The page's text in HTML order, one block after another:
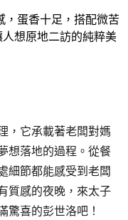
，蛋香十足，搭配微苦
想原地二訪的純粹美
，它承載著老闆對媽
想落地的過程。從餐
細節都能感受到老闆
質感的夜晚，來太子
驚喜的彭世洛吧！